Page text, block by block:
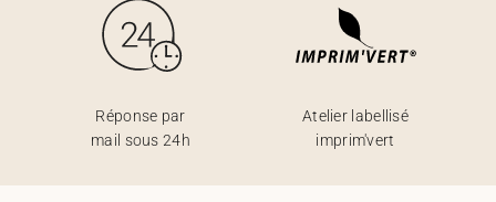
Réponse par
mail sous 24h
Atelier labellisé
imprim'vert